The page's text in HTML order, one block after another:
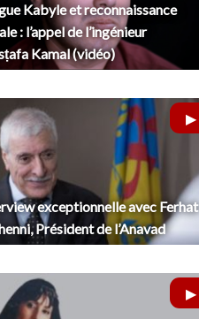
Kabyle et reconnaissance
: l’appel de l’ingénieur
Kamal (vidéo)
exceptionnelle avec Ferhat
Président de l’Anavad